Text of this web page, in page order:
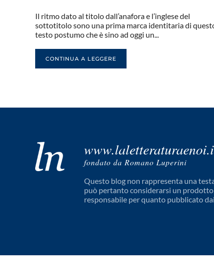
Il ritmo dato al titolo dall’anafora e l’inglese del
sottotitolo sono una prima marca identitaria di
testo postumo che è sino ad oggi un...
CONTINUA A LEGGERE
fondato da Romano Luperini
Questo blog non rappresenta una
può pertanto considerarsi un prodotto
responsabile per quanto pubblicato